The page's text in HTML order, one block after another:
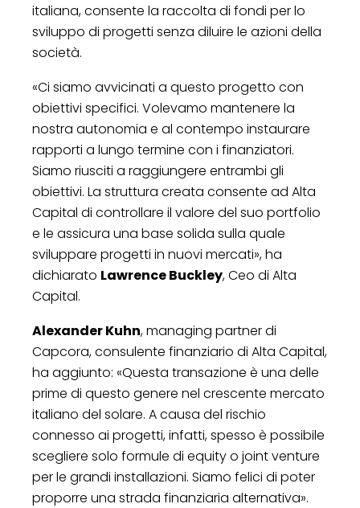
italiana, consente la raccolta di fondi per lo
sviluppo di progetti senza diluire le azioni della
società.
«Ci siamo avvicinati a questo progetto con
obiettivi specifici. Volevamo mantenere la
nostra autonomia e al contempo instaurare
rapporti a lungo termine con i finanziatori.
Siamo riusciti a raggiungere entrambi gli
obiettivi. La struttura creata consente ad Alta
Capital di controllare il valore del suo portfolio
e le assicura una base solida sulla quale
sviluppare progetti in nuovi mercati», ha
dichiarato Lawrence Buckley, Ceo di Alta
Capital.
Alexander Kuhn, managing partner di
Capcora, consulente finanziario di Alta Capital,
ha aggiunto: «Questa transazione è una delle
prime di questo genere nel crescente mercato
italiano del solare. A causa del rischio
connesso ai progetti, infatti, spesso è possibile
scegliere solo formule di equity o joint venture
per le grandi installazioni. Siamo felici di poter
proporre una strada finanziaria alternativa».